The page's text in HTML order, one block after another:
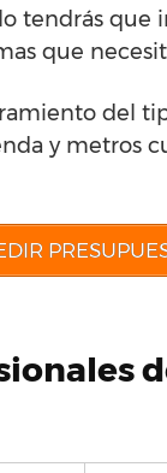
tendrás que
que
del
y metros